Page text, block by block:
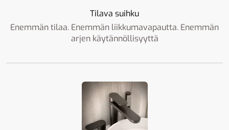
Tilava suihku
Enemmän tilaa. Enemmän liikkumavapautta. Enemmän
arjen käytännöllisyyttä